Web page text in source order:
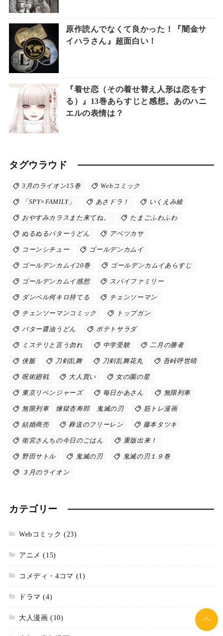
原作読んでなくて良かった！『闇金サ
イハラさん』超面白い！
『着せ恋（その着せ替え人形は恋をす
る）』13巻あらすじと感想。あのハニ
エルの表情は？
タグウラウド
3月のライオン15巻 Webコミック
「SPY×FAMILY」 あさドラ！ いくえみ綾
おやすみカラスまた来てね。 たまごふわふわ
ぬるぬるバターうどん アベツカサ
コーンシチュー ゴールデンカムイ
ゴールデンカムイ20巻 ゴールデンカムイあらすじ
ゴールデンカムイ感想 スパイファミリー
ダンベル何キロ持てる チェンソーマン
チェンソーマンコミック トップガン
バター醤油うどん ポテトサラダ
ミステリと言う勿れ 中学受験 二月の勝者
侠飯 刀剣乱舞 刀剣乱舞花丸 吾峠呼世晴
呪術廻戦 大人買い 女の園の星
東京リベンジャーズ 毎日かあさん 無限列車
無限列車 煉獄杏寿郎 鬼滅の刃 筋トレ漫画
結婚商売 葬送のフリーレン 藤本タツキ
衛宮さんちの今日のごはん 重版出来！
野田サトル 鬼滅の刃 鬼滅の刃１９巻
３月のライオン
カテゴリー
Webコミック (23)
アニメ (15)
コメディ・4コマ (1)
ドラマ (4)
大人漫画 (10)